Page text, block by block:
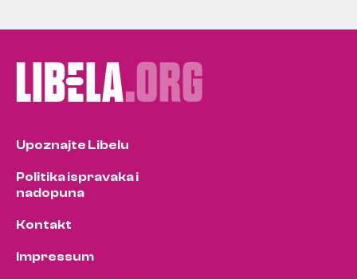
Upoznajte Libelu
Politika ispravaka i
nadopuna
Kontakt
Impressum